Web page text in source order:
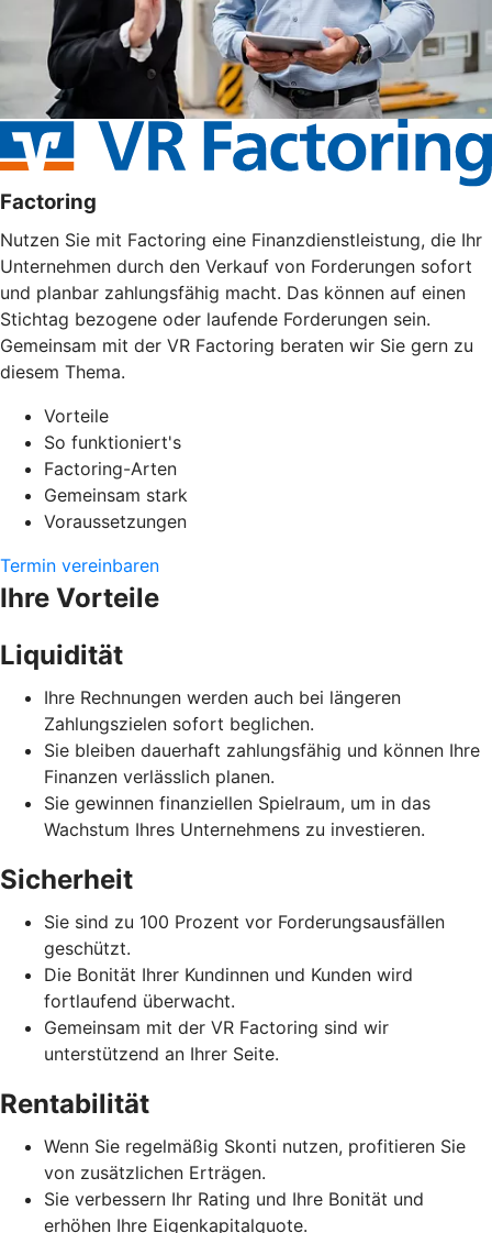
Factoring
Nutzen Sie mit Factoring eine Finanzdienstleistung, die Ihr
Unternehmen durch den Verkauf von Forderungen sofort
und planbar zahlungsfähig macht. Das können auf einen
Stichtag bezogene oder laufende Forderungen sein.
Gemeinsam mit der VR Factoring beraten wir Sie gern zu
diesem Thema.
Vorteile
So funktioniert's
Factoring-Arten
Gemeinsam stark
Voraussetzungen
Termin vereinbaren
Ihre Vorteile
Liquidität
Ihre Rechnungen werden auch bei längeren
Zahlungszielen sofort beglichen.
Sie bleiben dauerhaft zahlungsfähig und können Ihre
Finanzen verlässlich planen.
Sie gewinnen finanziellen Spielraum, um in das
Wachstum Ihres Unternehmens zu investieren.
Sicherheit
Sie sind zu 100 Prozent vor Forderungsausfällen
geschützt.
Die Bonität Ihrer Kundinnen und Kunden wird
fortlaufend überwacht.
Gemeinsam mit der VR Factoring sind wir
unterstützend an Ihrer Seite.
Rentabilität
Wenn Sie regelmäßig Skonti nutzen, profitieren Sie
von zusätzlichen Erträgen.
Sie verbessern Ihr Rating und Ihre Bonität und
erhöhen Ihre Eigenkapitalquote.